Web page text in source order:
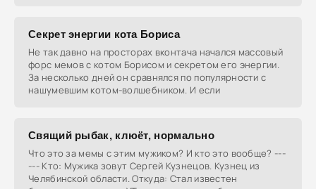
Секрет энергии кота Бориса
Не так давно на просторах вконтача начался массовый
форс мемов с котом Борисом и секретом его энергии.
За несколько дней он сравнялся по популярности с
нашумевшим котом-волшебником. И если
Свящий рыбак, клюёт, нормально
Что это за мемы с этим мужиком? И кто это вообще? ---
--- Кто: Мужика зовут Сергей Кузнецов. Кузнец из
Челябинской области. Откуда: Стал известен